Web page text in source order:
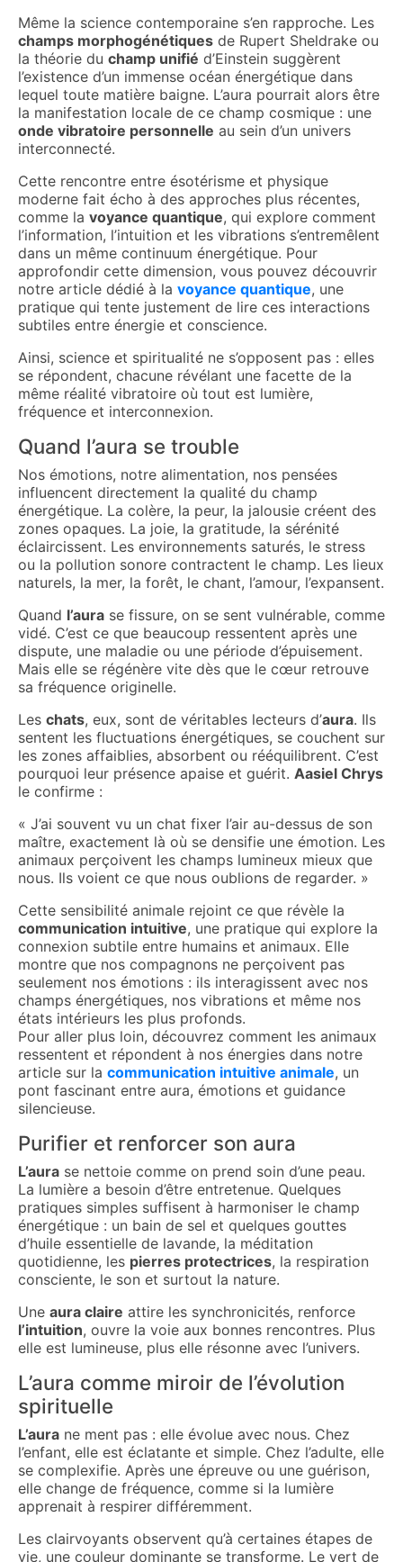
Même la science contemporaine s’en rapproche. Les
champs morphogénétiques de Rupert Sheldrake ou
la théorie du champ unifié d’Einstein suggèrent
l’existence d’un immense océan énergétique dans
lequel toute matière baigne. L’aura pourrait alors être
la manifestation locale de ce champ cosmique : une
onde vibratoire personnelle au sein d’un univers
interconnecté.
Cette rencontre entre ésotérisme et physique
moderne fait écho à des approches plus récentes,
comme la voyance quantique, qui explore comment
l’information, l’intuition et les vibrations s’entremêlent
dans un même continuum énergétique. Pour
approfondir cette dimension, vous pouvez découvrir
notre article dédié à la voyance quantique, une
pratique qui tente justement de lire ces interactions
subtiles entre énergie et conscience.
Ainsi, science et spiritualité ne s’opposent pas : elles
se répondent, chacune révélant une facette de la
même réalité vibratoire où tout est lumière,
fréquence et interconnexion.
Quand l’aura se trouble
Nos émotions, notre alimentation, nos pensées
influencent directement la qualité du champ
énergétique. La colère, la peur, la jalousie créent des
zones opaques. La joie, la gratitude, la sérénité
éclaircissent. Les environnements saturés, le stress
ou la pollution sonore contractent le champ. Les lieux
naturels, la mer, la forêt, le chant, l’amour, l’expansent.
Quand l’aura se fissure, on se sent vulnérable, comme
vidé. C’est ce que beaucoup ressentent après une
dispute, une maladie ou une période d’épuisement.
Mais elle se régénère vite dès que le cœur retrouve
sa fréquence originelle.
Les chats, eux, sont de véritables lecteurs d’aura. Ils
sentent les fluctuations énergétiques, se couchent sur
les zones affaiblies, absorbent ou rééquilibrent. C’est
pourquoi leur présence apaise et guérit. Aasiel Chrys
le confirme :
« J’ai souvent vu un chat fixer l’air au-dessus de son
maître, exactement là où se densifie une émotion. Les
animaux perçoivent les champs lumineux mieux que
nous. Ils voient ce que nous oublions de regarder. »
Cette sensibilité animale rejoint ce que révèle la
communication intuitive, une pratique qui explore la
connexion subtile entre humains et animaux. Elle
montre que nos compagnons ne perçoivent pas
seulement nos émotions : ils interagissent avec nos
champs énergétiques, nos vibrations et même nos
états intérieurs les plus profonds.
Pour aller plus loin, découvrez comment les animaux
ressentent et répondent à nos énergies dans notre
article sur la communication intuitive animale, un
pont fascinant entre aura, émotions et guidance
silencieuse.
Purifier et renforcer son aura
L’aura se nettoie comme on prend soin d’une peau.
La lumière a besoin d’être entretenue. Quelques
pratiques simples suffisent à harmoniser le champ
énergétique : un bain de sel et quelques gouttes
d’huile essentielle de lavande, la méditation
quotidienne, les pierres protectrices, la respiration
consciente, le son et surtout la nature.
Une aura claire attire les synchronicités, renforce
l’intuition, ouvre la voie aux bonnes rencontres. Plus
elle est lumineuse, plus elle résonne avec l’univers.
L’aura comme miroir de l’évolution
spirituelle
L’aura ne ment pas : elle évolue avec nous. Chez
l’enfant, elle est éclatante et simple. Chez l’adulte, elle
se complexifie. Après une épreuve ou une guérison,
elle change de fréquence, comme si la lumière
apprenait à respirer différemment.
Les clairvoyants observent qu’à certaines étapes de
vie, une couleur dominante se transforme. Le vert de